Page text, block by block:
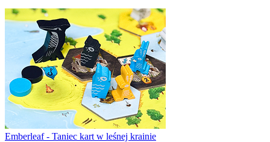
Emberleaf - Taniec kart w leśnej krainie